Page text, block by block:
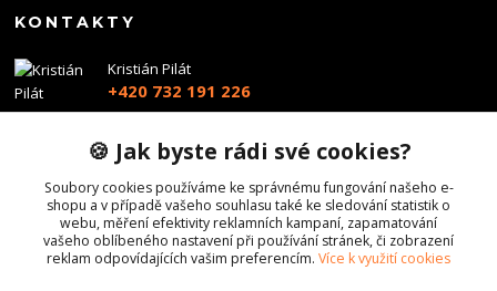
KONTAKTY
Kristián Pilát
+420 732 191 226
info@profiairsoft.cz
🍪 Jak byste rádi své cookies?
Soubory cookies používáme ke správnému fungování našeho e-
shopu a v případě vašeho souhlasu také ke sledování statistik o
webu, měření efektivity reklamních kampaní, zapamatování
vašeho oblíbeného nastavení při používání stránek, či zobrazení
reklam odpovídajících vašim preferencím. Více k využití cookies